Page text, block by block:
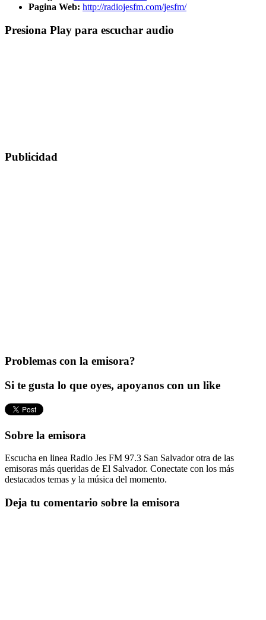
Pagina Web: http://radiojesfm.com/jesfm/
Presiona Play para escuchar audio
Publicidad
Problemas con la emisora?
Si te gusta lo que oyes, apoyanos con un like
Sobre la emisora
Escucha en linea Radio Jes FM 97.3 San Salvador otra de las
emisoras más queridas de El Salvador. Conectate con los más
destacados temas y la música del momento.
Deja tu comentario sobre la emisora